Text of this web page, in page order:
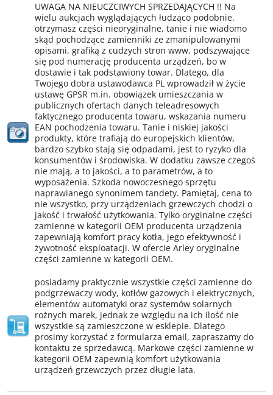
UWAGA NA NIEUCZCIWYCH SPRZEDAJĄCYCH !! Na
wielu aukcjach wyglądających łudząco podobnie,
otrzymasz części nieoryginalne, tanie i nie wiadomo
skąd pochodzące zamienniki ze zmanipulowanymi
opisami, grafiką z cudzych stron www, podszywające
się pod numerację producenta urządzeń, bo w
dostawie i tak podstawiony towar. Dlatego, dla
Twojego dobra ustawodawca PL wprowadził w życie
ustawę GPSR m.in. obowiązek umieszczania w
publicznych ofertach danych teleadresowych
faktycznego producenta towaru, wskazania numeru
EAN pochodzenia towaru. Tanie i niskiej jakości
produkty, które trafiają do europejskich klientów,
bardzo szybko stają się odpadami, jest to ryzyko dla
konsumentów i środowiska. W dodatku zawsze czegoś
nie mają, a to jakości, a to parametrów, a to
wyposażenia. Szkoda nowoczesnego sprzętu
naprawianego synonimem tandety. Pamiętaj, cena to
nie wszystko, przy urządzeniach grzewczych chodzi o
jakość i trwałość użytkowania. Tylko oryginalne części
zamienne w kategorii OEM producenta urządzenia
zapewniają komfort pracy kotła, jego efektywność i
żywotność eksploatacji. W ofercie Arley oryginalne
części zamienne w kategorii OEM.
posiadamy praktycznie wszystkie części zamienne do
podgrzewaczy wody, kotłów gazowych i elektrycznych,
elementów automatyki oraz systemów solarnych
rożnych marek, jednak ze względu na ich ilość nie
wszystkie są zamieszczone w esklepie. Dlatego
prosimy korzystać z formularza email, zapraszamy do
kontaktu ze sprzedawcą. Markowe części zamienne w
kategorii OEM zapewnią komfort użytkowania
urządzeń grzewczych przez długie lata.